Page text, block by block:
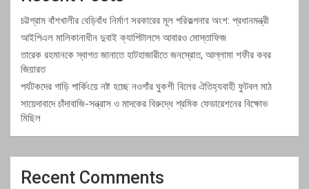
চট্টগ্রাম বাঁশখালীর বেড়িবাঁধ নির্মাণ সরকারের মূল পরিকল্পনার অংশ: প্রধানমন্ত্রী
আইপিএল মালিকানাধীন দুবাই ক্যাপিটালসে আবারও মোস্তাফিজ
তারেক রহমানকে স্বাগত জানাতে হাটহাজারীতে জনস্রোত, আল্লামা শফীর কবর
জিয়ারত
পর্যটকদের গাড়ি পার্কিংয়ে নষ্ট হচ্ছে নওগাঁর ঘুকশী বিলের ঐতিহ্যবাহী ফুটবল মাঠ
সায়েদাবাদে চাঁদাবাজি-সন্ত্রাস ও মাদকের বিরুদ্ধে শ্রমিক ফেডারেশনের বিক্ষোভ
মিছিল
Recent Comments